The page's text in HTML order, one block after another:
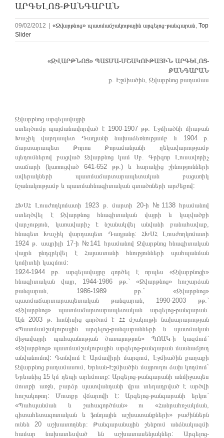
ԱՐԳԵԼՈՑ-ԹԱՆԳԱՐԱՆ
09/02/2012 | «Զվարթնոց» պատմամշակութային արգելոց-թանգարան Top
Slider
«ԶՎԱՐԹՆՈՑ» ՊԱՏՄԱ-ՄՇԱԿՈՒԹԱՅԻՆ ԱՐԳԵԼՈՑ-
ԹԱՆԳԱՐԱՆ
ք. Էջմիածին, Զվարթնոց թաղամաս
Զվարթնոց արգելավայրի
ստեղծումը պայմանավորված է 1900-1907 թթ. Էջմիածնի միաբան
Խաչիկ վարդապետ Դադյանի նախաձեռնությամբ և 1904 թ.
ճարտարապետ Թորոս Թորամանյանի ղեկավարությամբ
պեղումներով բացված Զվարթնոց կամ Սբ. Գրիգոր Լուսավորիչ
տաճարի (կառուցված 641-652 թթ.) և հարակից շինությունների
ավերակների պատմաճարտարապետական բացառիկ
նշանակությամբ և պատմահնագիտական գտածոների արժեքով:
ՀԽՍՀ Լուսժողկոմատի 1923 թ. մարտի 20-ի №1138 հրամանով
ստեղծվել է Զվարթնոց հնագիտական վայրի և կալվածքի
վարչություն, կառավարիչ է նշանակվել անվանի բանահավաք,
հնագետ Խաչիկ վարդապետ Դադյանը: ՀԽՍՀ Լուսժողկոմատի
1924 թ. ապրիլի 17-ի №141 հրամանով Զվարթնոց հնագիտական
վայրն ընդգրկվել է Հայաստանի հնությունների պահպանման
կոմիտեի կազմում:
1924-1944 թթ. արգելավայրը գործել է որպես «Զվարթնոցի»
հնագիտական վայր, 1944-1986 թթ.` «Զվարթնոց» հուշարձան
թանգարան, 1986-1989 թթ.` «Զվարթնոց»
պատմաճարտարապետական թանգարան, 1990-2003 թթ.`
«Զվարթնոց» պատմաճարտարապետական արգելոց-թանգարան:
Այն 2003 թ. հունիսից գործում է ՀՀ մշակույթի նախարարության
«Պատմամշակութային արգելոց-թանգարանների և պատմական
միջավայրի պահպանության ծառայություն» ՊՈԱԿ-ի կազմում`
«Զվարթնոց» պատմամշակութային արգելոց-թանգարան մասնաճյուղ
անվանումով: Գտնվում է Արմավիրի մարզում, Էջմիածին քաղաքի
Զվարթնոց թաղամասում, Երևան-Էջմիածին մայրուղու ձախ կողմում`
Երևանից 15 կմ դեպի արևմուտք: Արգելոց-թանգարանի անմիջապես
մուտքի առջև, բարձր պատվանդանի վրա տեղադրված է արծվի
հուշակոթող: Մուտքը վճարովի է: Արգելոց-թանգարանի երկու`
«Պահպանման և շահագործման» ու «Հանրահռչակման,
գիտահետազոտական և ֆոնդային աշխատանքների» բաժիններն
ունեն 20 աշխատողներ: Թանգարանային շենքում անձնակազմի
համար նախատեսված են աշխատասենյակներ: Արգելոց-